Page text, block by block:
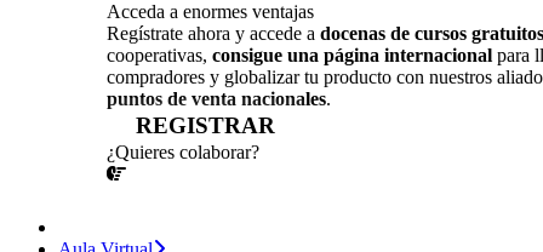
Acceda a enormes ventajas
Regístrate ahora y accede a docenas de cursos gratuitos
cooperativas, consigue una página internacional para
compradores y globalizar tu producto con nuestros
puntos de venta nacionales.
REGISTRAR
¿Quieres colaborar?